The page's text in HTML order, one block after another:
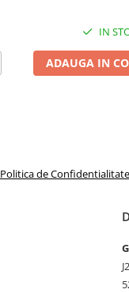
IN
ADAUGA IN
Politica de Confidentialitate